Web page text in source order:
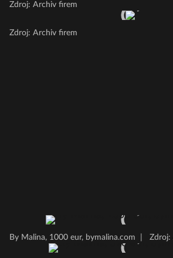
Zdroj: Archiv firem
Zdroj: Archiv firem
By Malina, 1000 eur, bymalina.com Zdroj: